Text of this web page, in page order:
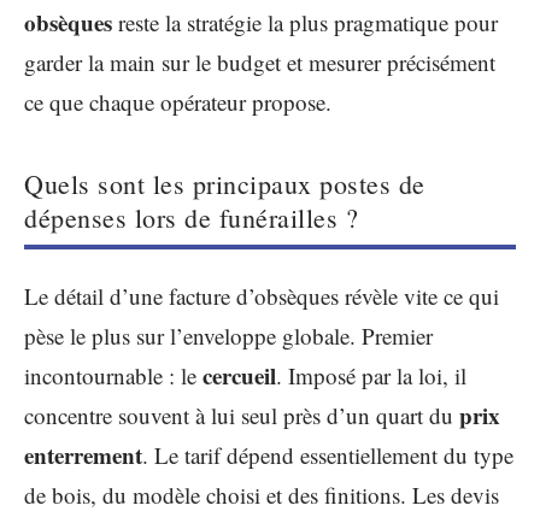
obsèques reste la stratégie la plus pragmatique pour
garder la main sur le budget et mesurer précisément
ce que chaque opérateur propose.
Quels sont les principaux postes de
dépenses lors de funérailles ?
Le détail d’une facture d’obsèques révèle vite ce qui
pèse le plus sur l’enveloppe globale. Premier
incontournable : le cercueil. Imposé par la loi, il
concentre souvent à lui seul près d’un quart du prix
enterrement. Le tarif dépend essentiellement du type
de bois, du modèle choisi et des finitions. Les devis